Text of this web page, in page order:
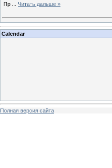
Пр
Читать дальше »
Calendar
Полная версия сайта